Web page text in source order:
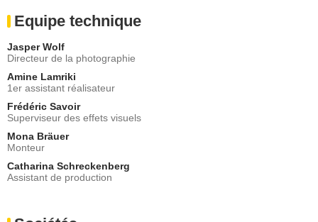
Equipe technique
Jasper Wolf
Directeur de la photographie
Amine Lamriki
1er assistant réalisateur
Frédéric Savoir
Superviseur des effets visuels
Mona Bräuer
Monteur
Catharina Schreckenberg
Assistant de production